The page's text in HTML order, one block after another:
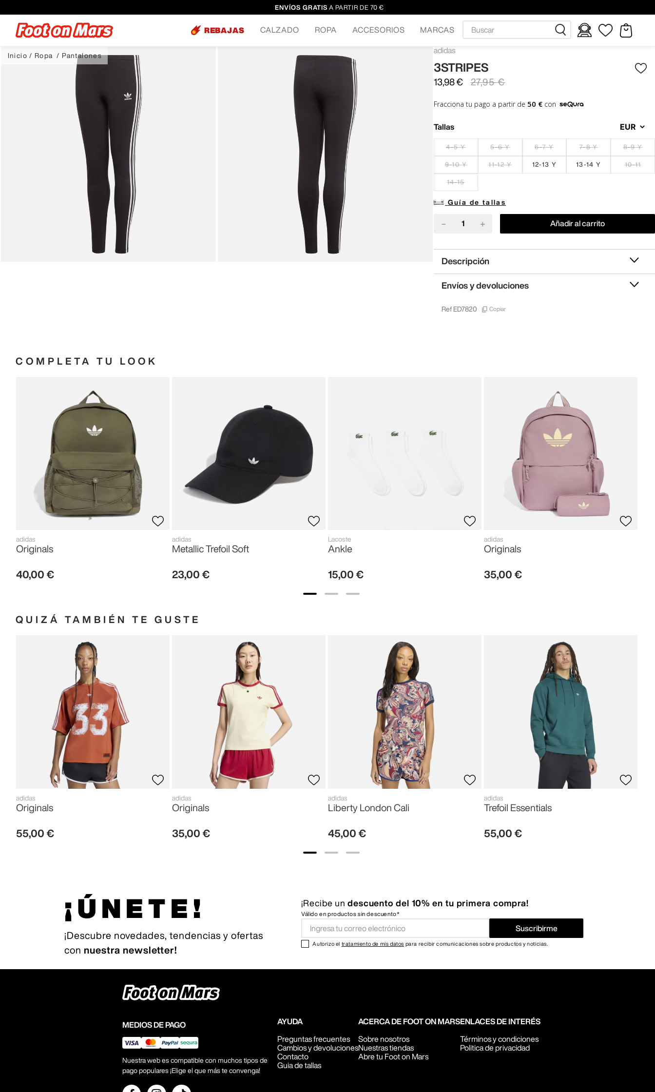
ENVÍOS GRATIS A PARTIR DE 70 €
REBAJAS CALZADO ROPA ACCESORIOS MARCAS
Ropa Pantalones
adidas
3STRIPES
13,98 € 27,95 €
Fracciona tu pago a partir de 50 €con
Tallas
4-5 Y 5-6 Y 6-7 Y 7-8 Y 8-9 Y
9-10 Y 11-12 Y 12-13 Y 13-14 Y 10-11
14-15
Guía de tallas
＋
－ Añadir al carrito
Descripción
Envíos y devoluciones
Ref ED7820 Copiar
COMPLETA TU LOOK
adidas
Originals
40,00 €
adidas
Metallic Trefoil Soft
23,00 €
Lacoste
Ankle
15,00 €
adidas
Originals
35,00 €
QUIZÁ TAMBIÉN TE GUSTE
adidas
Originals
55,00 €
adidas
Originals
35,00 €
adidas
Liberty London Cali
45,00 €
adidas
Trefoil Essentials
55,00 €
¡ÚNETE!
¡Descubre novedades, tendencias y ofertas
con nuestra newsletter!
¡Recibe un descuento del 10% en tu primera compra!
Válido en productos sin descuento*
Suscribirme
Autorizo el tratamiento de mis datos para recibir comunicaciones sobre productos y noticias.
MEDIOS DE PAGO
Nuestra web es compatible con muchos tipos de
pago populares ¡Elige el que más te convenga!
AYUDA
Preguntas frecuentes
Cambios y devoluciones
Contacto
Guia de tallas
ACERCA DE FOOT ON MARS
Sobre nosotros
Nuestras tiendas
Abre tu Foot on Mars
ENLACES DE INTERÉS
Términos y condiciones
Politica de privacidad